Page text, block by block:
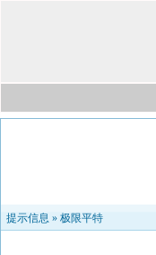
提示信息 » 极限平特